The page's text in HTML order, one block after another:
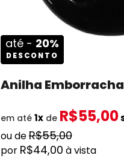
até - 20%
DESCONTO
Anilha
R$55,00
R$44,00 à vista
em até 1xde R$55,00